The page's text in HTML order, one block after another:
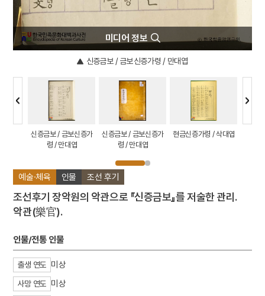
예술·체육 인물 조선 후기
조선후기 장악원의 악관으로 『신증금보』를 저술한 관리.
악관(樂官).
인물/전통 인물
출생 연도 미상
사망 연도 미상
미디어 정보
신증금보 / 금보신증가령 / 만대엽
신증금보 / 금보신증가
령 / 만대엽
신증금보 / 금보신증가
령 / 만대엽
현금신증가령 / 삭대엽